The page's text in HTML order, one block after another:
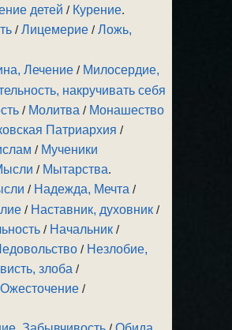
детей / Курение.
/Лицемерие /Ложь,
Лечение / Милосердие,
накручивать себя
/ Молитва / Монашество
Патриархия /
/ Мученики
/ Мытарства.
/ Надежда, Мечта /
/ Наставник, духовник /
/ Начальник /
/ Незлобие,
злоба /
/